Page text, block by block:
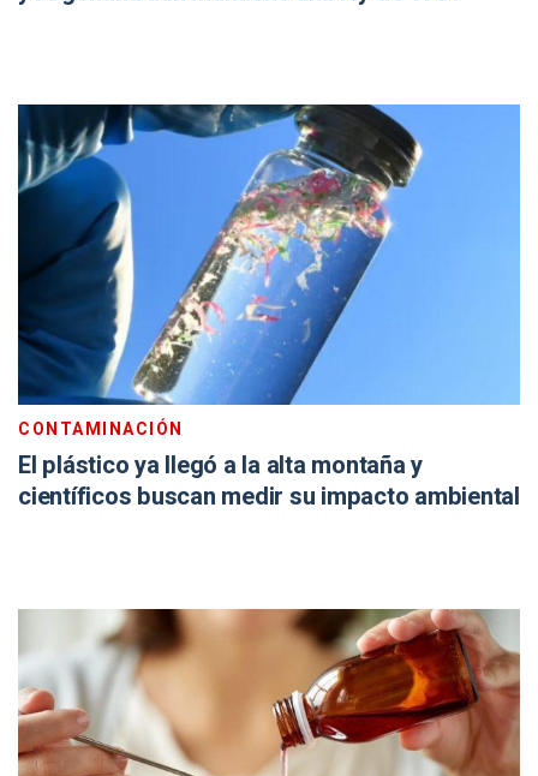
CONTAMINACIÓN
El plástico ya llegó a la alta montaña y
científicos buscan medir su impacto ambiental